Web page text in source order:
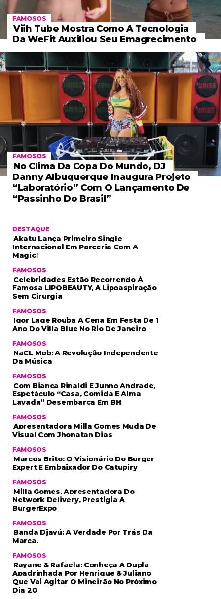
FAMOSOS
Viih Tube Mostra Como A Tecnologia
Da WeFit Auxiliou Seu Emagrecimento
FAMOSOS
No Clima Da Copa Do Mundo, DJ
Danny Albuquerque Inaugura Projeto
“Laboratório” Com O Lançamento De
“Passinho Do Brasil”
DESTAQUE
Akatu Lança Primeiro Single
Internacional Em Parceria Com A
Magic!
FAMOSOS
Celebridades Estão Recorrendo À
Famosa LIPOBEAUTY, A Lipoaspiração
Sem Cirurgia
FAMOSOS
Igor Lage Rouba A Cena Em Festa De 1
Ano Do Villa Blue No Rio De Janeiro
FAMOSOS
NaCL Mob: A Revolução Independente
Da Música
FAMOSOS
Com Bianca Rinaldi E Junno Andrade,
Espetáculo “Casa, Comida E Alma
Lavada” Desembarca Em BH
FAMOSOS
Apresentadora Milla Gomes Muda De
Visual Com Jhonatan Dias
FAMOSOS
Marcos Brito: O Visionário Do Burger
Expert E Embaixador Do Catupiry
FAMOSOS
Milla Gomes, Apresentadora Do
Network Delivery, Prestigia A
BurgerExpo
FAMOSOS
Banda Djavú: A Verdade Por Trás Da
Marca.
FAMOSOS
Rayane & Rafaela: Conheça A Dupla
Apadrinhada Por Henrique & Juliano
Que Vai Agitar O Mineirão No Próximo
Dia 20